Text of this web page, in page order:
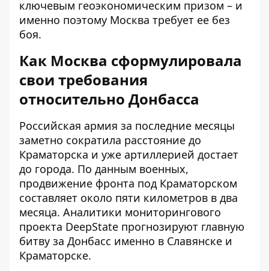
ключевым геоэкономическим призом – и
именно поэтому Москва требует ее без
боя.
Как Москва сформулировала
свои требования
относительно Донбасса
Российская армия за последние месяцы
заметно сократила расстояние до
Краматорска и уже артиллерией достает
до города. По данным военных,
продвижение фронта под Краматорском
составляет около пяти километров в два
месяца. Аналитики мониторингового
проекта DeepState прогнозируют главную
битву за Донбасс именно в Славянске и
Краматорске.